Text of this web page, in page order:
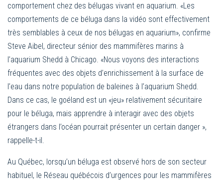
comportement chez des bélugas vivant en aquarium. «Les
comportements de ce béluga dans la vidéo sont effectivement
très semblables à ceux de nos bélugas en aquarium», confirme
Steve Aibel, directeur sénior des mammifères marins à
l’aquarium Shedd à Chicago. «Nous voyons des interactions
fréquentes avec des objets d’enrichissement à la surface de
l’eau dans notre population de baleines à l’aquarium Shedd.
Dans ce cas, le goéland est un «jeu» relativement sécuritaire
pour le béluga, mais apprendre à interagir avec des objets
étrangers dans l’océan pourrait présenter un certain danger »,
rappelle-t-il.
Au Québec, lorsqu’un béluga est observé hors de son secteur
habituel, le Réseau québécois d’urgences pour les mammifères